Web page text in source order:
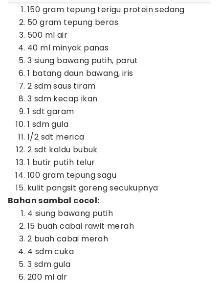
150 gram tepung terigu protein sedang
50 gram tepung beras
500 ml air
40 ml minyak panas
3 siung bawang putih, parut
1 batang daun bawang, iris
2 sdm saus tiram
3 sdm kecap ikan
1 sdt garam
1 sdm gula
1/2 sdt merica
2 sdt kaldu bubuk
1 butir putih telur
100 gram tepung sagu
kulit pangsit goreng secukupnya
Bahan sambal cocol:
4 siung bawang putih
15 buah cabai rawit merah
2 buah cabai merah
4 sdm cuka
3 sdm gula
200 ml air